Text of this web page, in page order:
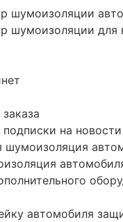
шумоизоляции
шумоизоляции для
на новости
шумоизоляция
автомобиля